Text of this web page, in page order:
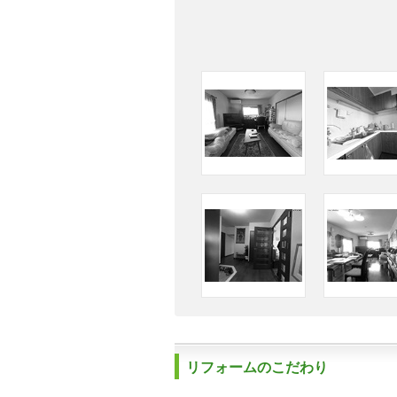
リフォームのこだわり